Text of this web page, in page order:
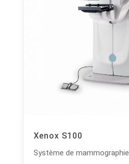
Xenox S100
Système de mammographie